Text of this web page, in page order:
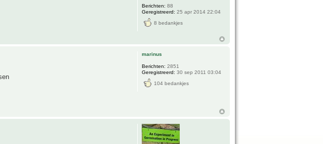
Berichten: 88
Geregistreerd: 25 apr 2014 22:04
8 bedankjes
marinus
Berichten: 2851
Geregistreerd: 30 sep 2011 03:04
104 bedankjes